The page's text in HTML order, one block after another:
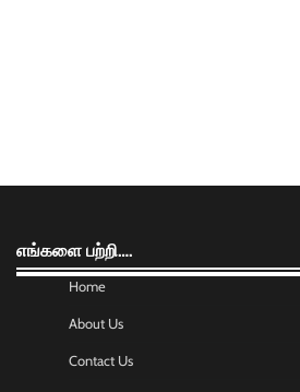
எங்களை பற்றி….
Home
About Us
Contact Us